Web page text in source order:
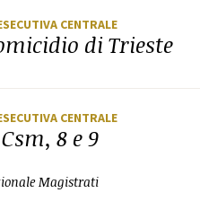
CENTRALE
di Trieste
CENTRALE
8 e 9
Magistrati